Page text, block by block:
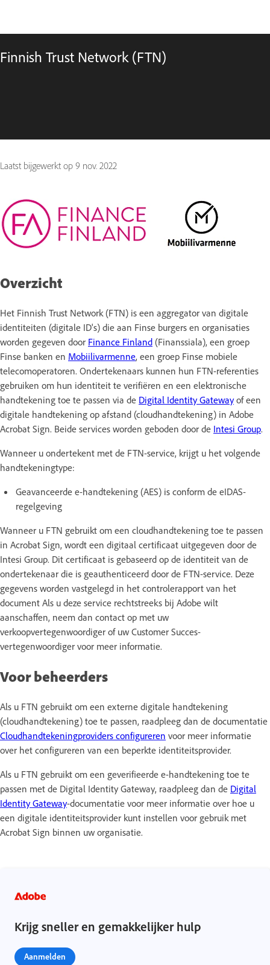
Finnish Trust Network (FTN)
Laatst bijgewerkt op 9 nov. 2022
Overzicht
Het Finnish Trust Network (FTN) is een aggregator van digitale
identiteiten (digitale ID's) die aan Finse burgers en organisaties
worden gegeven door Finance Finland (Finanssiala), een groep
Finse banken en Mobiilivarmenne, een groep Finse mobiele
telecomoperatoren. Ondertekenaars kunnen hun FTN-referenties
gebruiken om hun identiteit te verifiëren en een elektronische
handtekening toe te passen via de Digital Identity Gatewayof een
digitale handtekening op afstand (cloudhandtekening) in Adobe
Acrobat Sign. Beide services worden geboden door de Intesi Group.
Wanneer u ondertekent met de FTN-service, krijgt u het volgende
handtekeningtype:
Geavanceerde e-handtekening (AES) is conform de eIDAS-
regelgeving
Wanneer u FTN gebruikt om een cloudhandtekening toe te passen
in Acrobat Sign, wordt een digitaal certificaat uitgegeven door de
Intesi Group. Dit certificaat is gebaseerd op de identiteit van de
ondertekenaar die is geauthenticeerd door de FTN-service. Deze
gegevens worden vastgelegd in het controlerapport van het
document Als u deze service rechtstreeks bij Adobe wilt
aanschaffen, neem dan contact op met uw
verkoopvertegenwoordiger of uw Customer Succes-
vertegenwoordiger voor meer informatie.
Voor beheerders
Als u FTN gebruikt om een externe digitale handtekening
(cloudhandtekening) toe te passen, raadpleeg dan de documentatie
Cloudhandtekeningproviders configureren voor meer informatie
over het configureren van een beperkte identiteitsprovider.
Als u FTN gebruikt om een geverifieerde e-handtekening toe te
passen met de Digital Identity Gateway, raadpleeg dan de Digital
Identity Gateway-documentatie voor meer informatie over hoe u
een digitale identiteitsprovider kunt instellen voor gebruik met
Acrobat Sign binnen uw organisatie.
Krijg sneller en gemakkelijker hulp
Aanmelden